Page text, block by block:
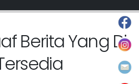
Berita Yang Di